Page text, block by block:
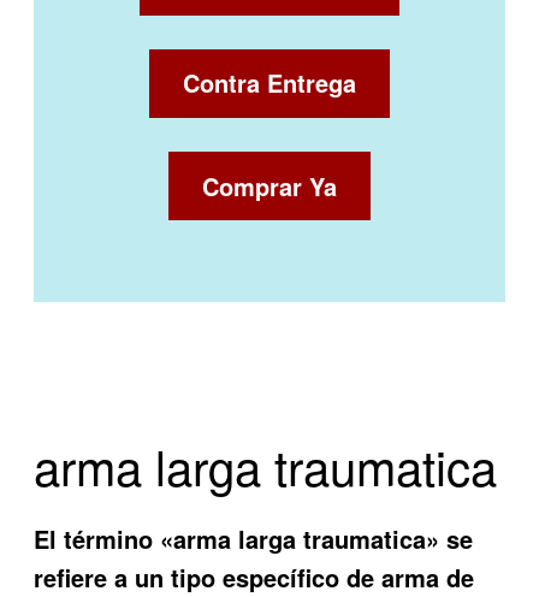
Contra Entrega
Comprar Ya
arma larga traumatica
El término «arma larga traumatica» se
refiere a un tipo específico de arma de